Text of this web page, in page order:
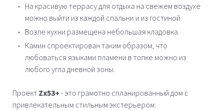
На красивую террасу для отдыха на свежем воздухе
можно выйти из каждой спальни и из гостиной.
Возле кухни размещена небольшая кладовка.
Камин спроектирован таким образом, что
любоваться языками пламени в топке можно из
любого угла дневной зоны.
ПроектZx53+- это грамотно спланированный дом с
привлекательным стильным экстерьером.